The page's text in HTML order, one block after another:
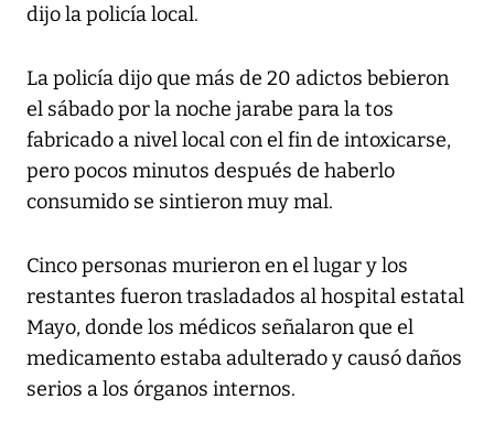
dijo la policía local.
La policía dijo que más de 20 adictos bebieron
el sábado por la noche jarabe para la tos
fabricado a nivel local con el fin de intoxicarse,
pero pocos minutos después de haberlo
consumido se sintieron muy mal.
Cinco personas murieron en el lugar y los
restantes fueron trasladados al hospital estatal
Mayo, donde los médicos señalaron que el
medicamento estaba adulterado y causó daños
serios a los órganos internos.